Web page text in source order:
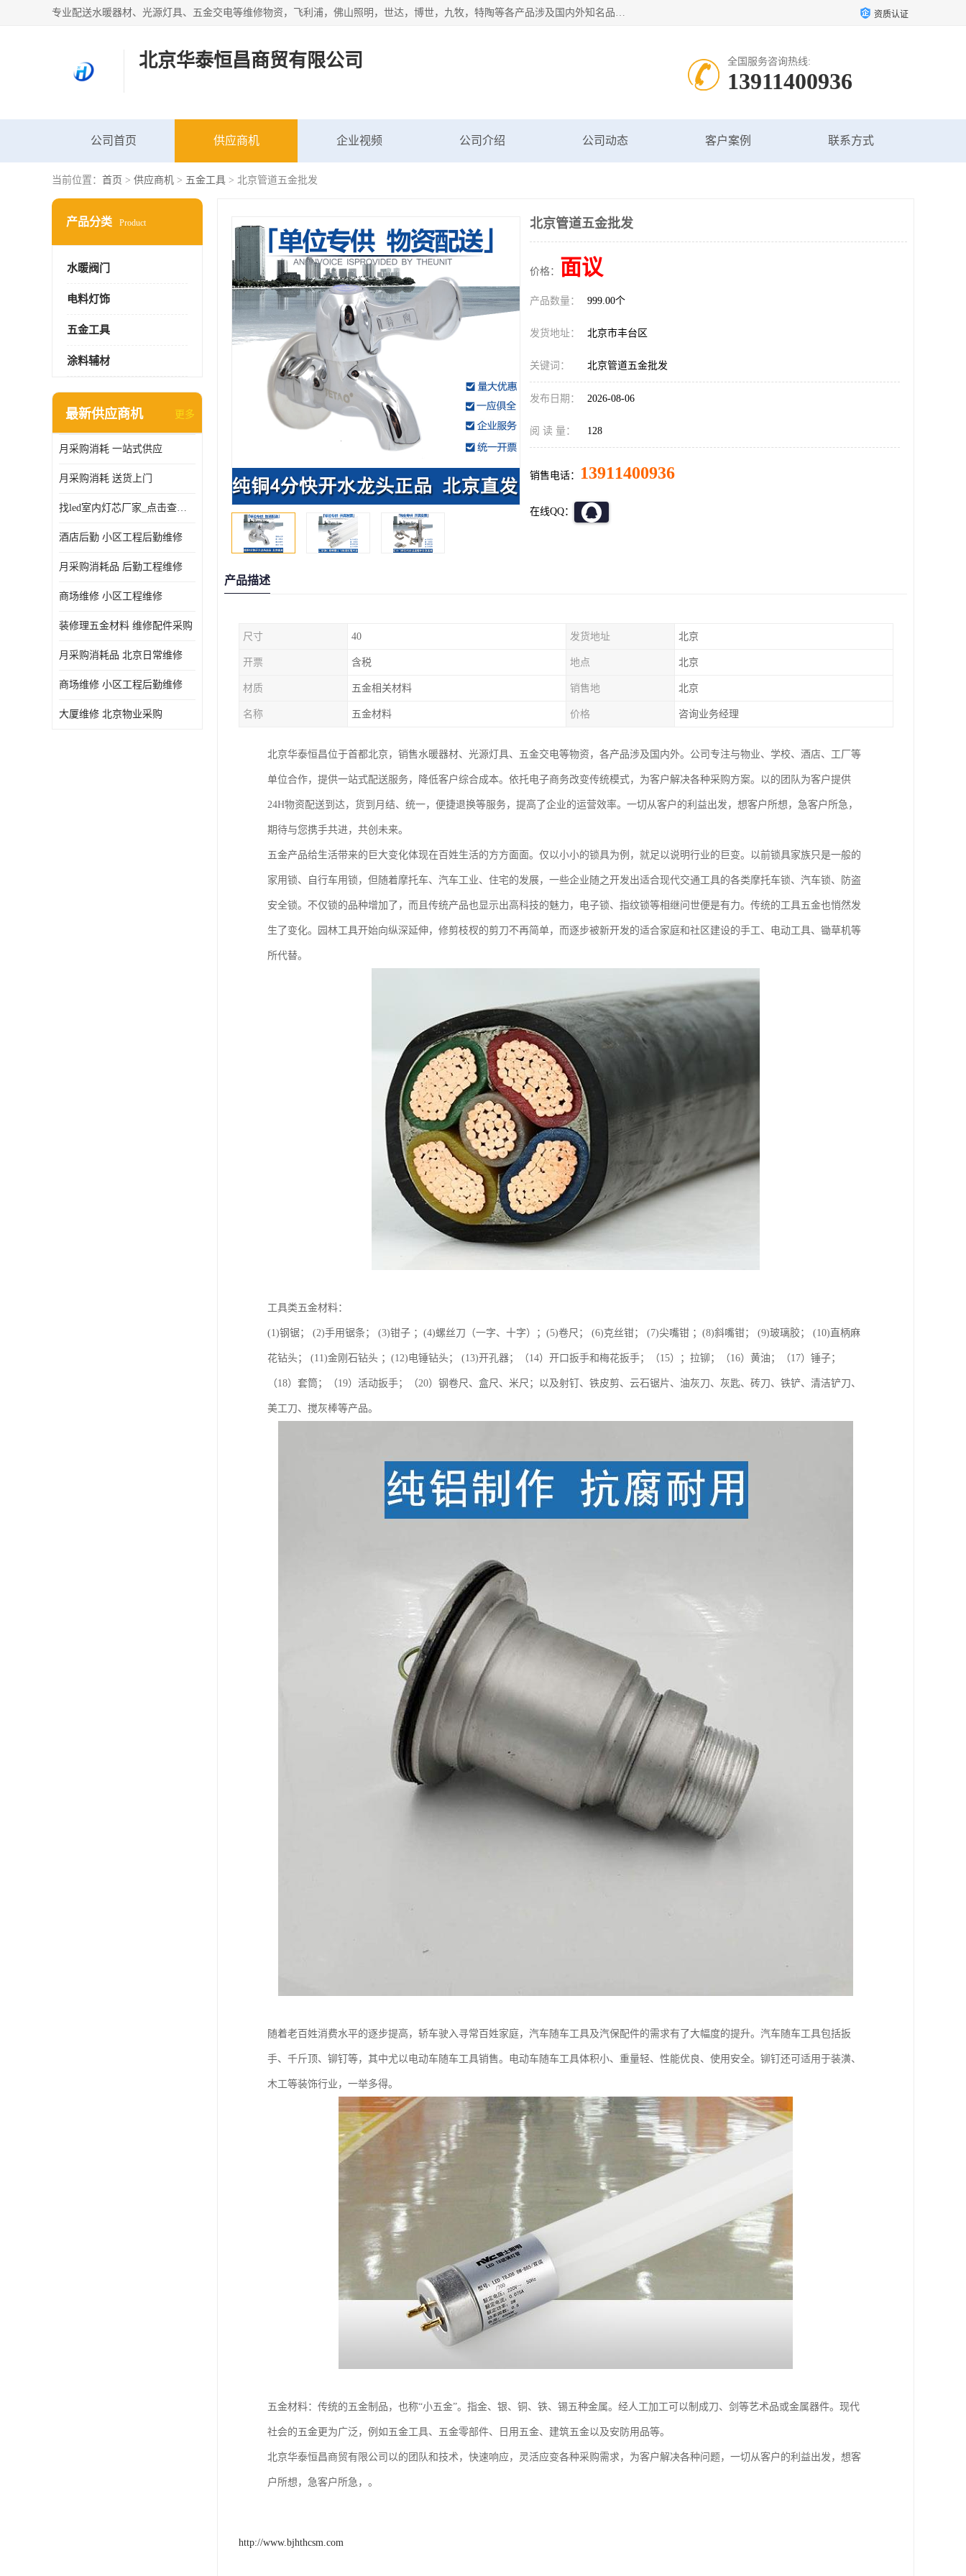
专业配送水暖器材、光源灯具、五金交电等维修物资，飞利浦，佛山照明，世达，博世，九牧，特陶等各产品涉及国内外知名品牌。公司专注与物业、学校、酒店、工厂等单位合作，提供一站式配送服务，降低客户综合成本。依托电子商务改变传统模式，以专业的团队为客户提供24H物资配送到达，货到月结、统一开票，便捷退换等服务，提高了企业的运营效率。 资质认证
北京华泰恒昌商贸有限公司 全国服务咨询热线:
13911400936
公司首页 供应商机 企业视频 公司介绍 公司动态 客户案例 联系方式
当前位置： 首页 > 供应商机 > 五金工具 > 北京管道五金批发
产品分类 Product
水暖阀门
电料灯饰
五金工具
涂料辅材
最新供应商机 更多
月采购消耗 一站式供应
月采购消耗 送货上门
找led室内灯芯厂家_点击查看更多
酒店后勤 小区工程后勤维修
月采购消耗品 后勤工程维修
商场维修 小区工程维修
装修理五金材料 维修配件采购
月采购消耗品 北京日常维修
商场维修 小区工程后勤维修
大厦维修 北京物业采购
北京管道五金批发
价格： 面议
产品数量： 999.00个
发货地址： 北京市丰台区
关键词： 北京管道五金批发
发布日期： 2026-08-06
阅 读 量： 128
销售电话： 13911400936
在线QQ：
产品描述
尺寸 40 发货地址 北京
开票 含税 地点 北京
材质 五金相关材料 销售地 北京
名称 五金材料 价格 咨询业务经理
北京华泰恒昌位于首都北京，销售水暖器材、光源灯具、五金交电等物资，各产品涉及国内外。公司专注与物业、学校、酒店、工厂等
单位合作，提供一站式配送服务，降低客户综合成本。依托电子商务改变传统模式，为客户解决各种采购方案。以的团队为客户提供
24H物资配送到达，货到月结、统一，便捷退换等服务，提高了企业的运营效率。一切从客户的利益出发，想客户所想，急客户所急，
期待与您携手共进，共创未来。
五金产品给生活带来的巨大变化体现在百姓生活的方方面面。仅以小小的锁具为例，就足以说明行业的巨变。以前锁具家族只是一般的
家用锁、自行车用锁，但随着摩托车、汽车工业、住宅的发展，一些企业随之开发出适合现代交通工具的各类摩托车锁、汽车锁、防盗
安全锁。不仅锁的品种增加了，而且传统产品也显示出高科技的魅力，电子锁、指纹锁等相继问世便是有力。传统的工具五金也悄然发
生了变化。园林工具开始向纵深延伸，修剪枝杈的剪刀不再简单，而逐步被新开发的适合家庭和社区建设的手工、电动工具、锄草机等
所代替。
工具类五金材料：
(1)钢锯； (2)手用锯条； (3)钳子 ；(4)螺丝刀（一字、十字）；(5)卷尺； (6)克丝钳； (7)尖嘴钳 ；(8)斜嘴钳； (9)玻璃胶； (10)直柄麻
花钻头； (11)金刚石钻头 ；(12)电锤钻头； (13)开孔器；（14）开口扳手和梅花扳手；（15）；拉铆；（16）黄油；（17）锤子；
（18）套筒；（19）活动扳手；（20）钢卷尺、盒尺、米尺；以及射钉、铁皮剪、云石锯片、油灰刀、灰匙、砖刀、铁铲、清洁铲刀、
美工刀、搅灰棒等产品。
随着老百姓消费水平的逐步提高，轿车驶入寻常百姓家庭，汽车随车工具及汽保配件的需求有了大幅度的提升。汽车随车工具包括扳
手、千斤顶、铆钉等，其中尤以电动车随车工具销售。电动车随车工具体积小、重量轻、性能优良、使用安全。铆钉还可适用于装潢、
木工等装饰行业，一举多得。
五金材料：传统的五金制品，也称“小五金”。指金、银、铜、铁、锡五种金属。经人工加工可以制成刀、剑等艺术品或金属器件。现代
社会的五金更为广泛，例如五金工具、五金零部件、日用五金、建筑五金以及安防用品等。
北京华泰恒昌商贸有限公司以的团队和技术，快速响应，灵活应变各种采购需求，为客户解决各种问题，一切从客户的利益出发，想客
户所想，急客户所急，。
http://www.bjhthcsm.com